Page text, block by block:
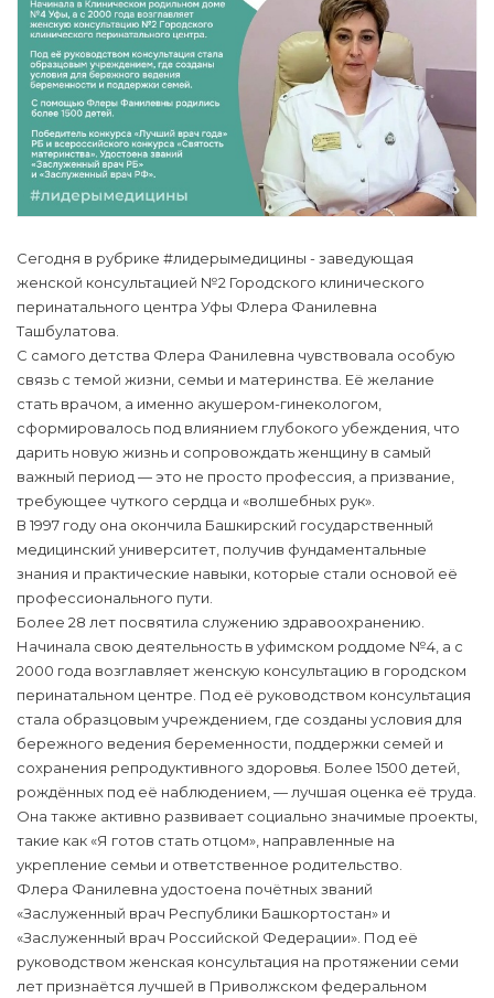
Сегодня в рубрике #лидерымедицины - заведующая
женской консультацией №2 Городского клинического
перинатального центра Уфы Флера Фанилевна
Ташбулатова.
С самого детства Флера Фанилевна чувствовала особую
связь с темой жизни, семьи и материнства. Её желание
стать врачом, а именно акушером-гинекологом,
сформировалось под влиянием глубокого убеждения, что
дарить новую жизнь и сопровождать женщину в самый
важный период — это не просто профессия, а призвание,
требующее чуткого сердца и «волшебных рук».
В 1997 году она окончила Башкирский государственный
медицинский университет, получив фундаментальные
знания и практические навыки, которые стали основой её
профессионального пути.
Более 28 лет посвятила служению здравоохранению.
Начинала свою деятельность в уфимском роддоме №4, а с
2000 года возглавляет женскую консультацию в городском
перинатальном центре. Под её руководством консультация
стала образцовым учреждением, где созданы условия для
бережного ведения беременности, поддержки семей и
сохранения репродуктивного здоровья. Более 1500 детей,
рождённых под её наблюдением, — лучшая оценка её труда.
Она также активно развивает социально значимые проекты,
такие как «Я готов стать отцом», направленные на
укрепление семьи и ответственное родительство.
Флера Фанилевна удостоена почётных званий
«Заслуженный врач Республики Башкортостан» и
«Заслуженный врач Российской Федерации». Под её
руководством женская консультация на протяжении семи
лет признаётся лучшей в Приволжском федеральном